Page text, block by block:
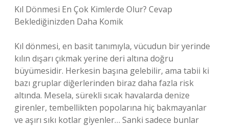
Kıl Dönmesi En Çok Kimlerde Olur? Cevap
Beklediğinizden Daha Komik
Kıl dönmesi, en basit tanımıyla, vücudun bir yerinde
kılın dışarı çıkmak yerine deri altına doğru
büyümesidir. Herkesin başına gelebilir, ama tabii ki
bazı gruplar diğerlerinden biraz daha fazla risk
altında. Mesela, sürekli sıcak havalarda denize
girenler, tembellikten popolarına hiç bakmayanlar
ve aşırı sıkı kotlar giyenler… Sanki sadece bunlar